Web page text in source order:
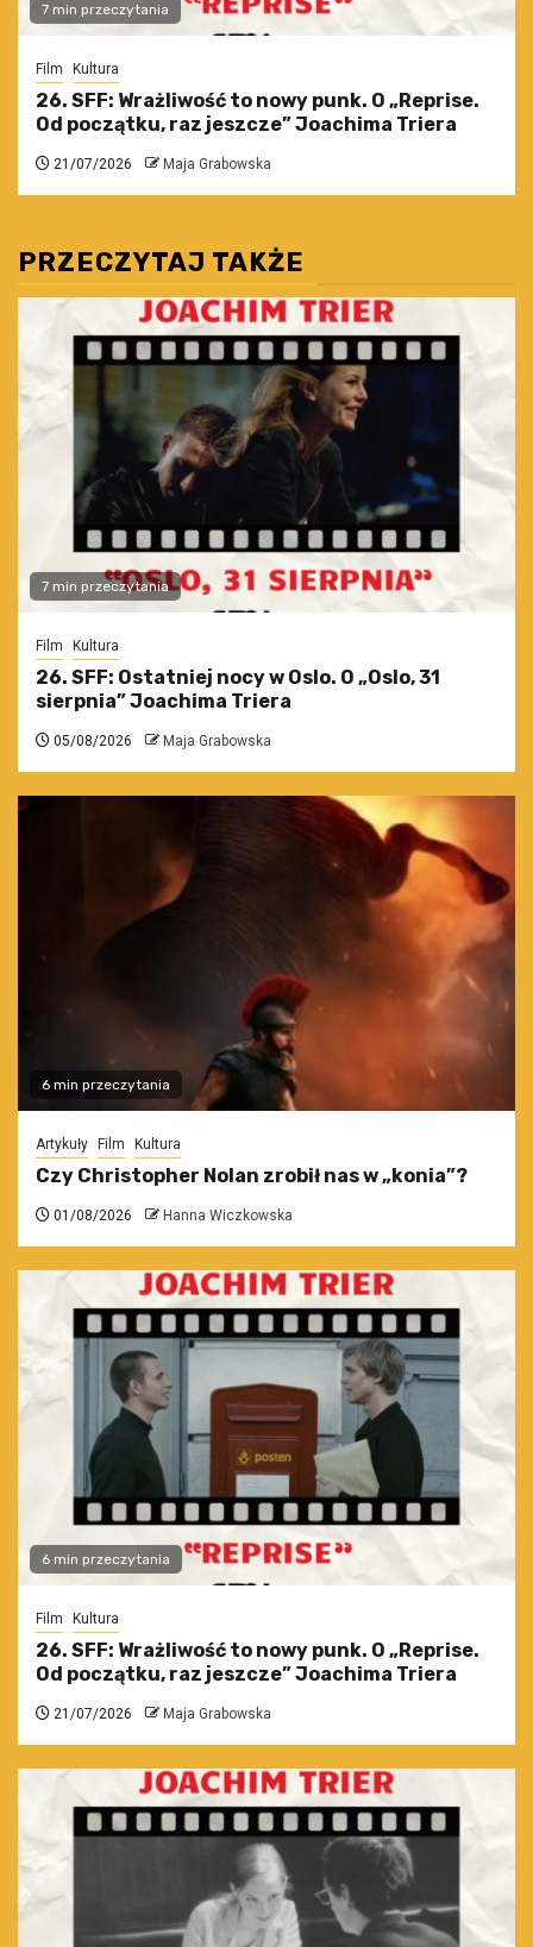
7 min przeczytania
Film Kultura
26. SFF: Wrażliwość to nowy punk. O „Reprise.
Od początku, raz jeszcze” Joachima Triera
21/07/2026 Maja Grabowska
PRZECZYTAJ TAKŻE
7 min przeczytania
Film Kultura
26. SFF: Ostatniej nocy w Oslo. O „Oslo, 31
sierpnia” Joachima Triera
05/08/2026 Maja Grabowska
6 min przeczytania
Artykuły Film Kultura
Czy Christopher Nolan zrobił nas w „konia”?
01/08/2026 Hanna Wiczkowska
6 min przeczytania
Film Kultura
26. SFF: Wrażliwość to nowy punk. O „Reprise.
Od początku, raz jeszcze” Joachima Triera
21/07/2026 Maja Grabowska